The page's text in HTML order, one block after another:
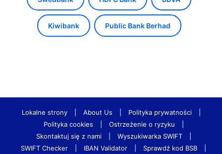
Kiwibank Public Bank Berhad
Lokalne strony About Us Polityka prywatności
Polityka cookies
Ostrzeżenie o ryzyku
Skontaktuj się z nami
Wyszukiwarka SWIFT
SWIFT Checker
IBAN Validator Sprawdź kod BSB